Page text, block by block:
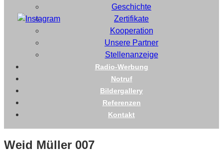
Geschichte
Zertifikate
Kooperation
Unsere Partner
Stellenanzeige
Radio-Werbung
Notruf
Bildergallery
Referenzen
Kontakt
Weid Müller 007